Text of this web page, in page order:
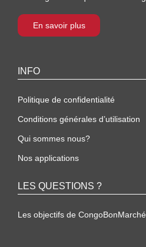
En savoir plus
INFO
Politique de confidentialité
Conditions générales d’utilisation
Qui sommes nous?
Nos applications
LES QUESTIONS ?
Les objectifs de CongoBonMarché.